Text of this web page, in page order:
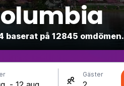
på 12845 omdömen.
Gäster